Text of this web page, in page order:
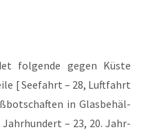
fol­gen­de gegen Küs­te
[ See­fahrt – 28, Luft­fahrt
in Glas­be­häl­
– 23, 20. Jahr­